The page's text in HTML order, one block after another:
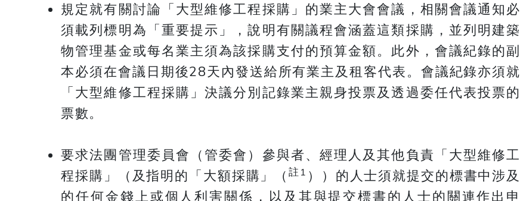
規定就有關討論「大型維修工程採購」的業主大會會議，相關會議通知必
須載列標明為「重要提示」，說明有關議程會涵蓋這類採購，並列明建築
物管理基金或每名業主須為該採購支付的預算金額。此外，會議紀錄的副
本必須在會議日期後28天內發送給所有業主及租客代表。會議紀錄亦須就
「大型維修工程採購」決議分別記錄業主親身投票及透過委任代表投票的
票數。
要求法團管理委員會（管委會）參與者、經理人及其他負責「大型維修工
程採購」（及指明的「大額採購」（註1 ））的人士須就提交的標書中涉及
的任何金錢上或個人利害關係，以及其與提交標書的人士的關連作出申